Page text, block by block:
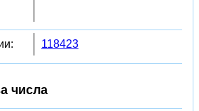
118423
числа